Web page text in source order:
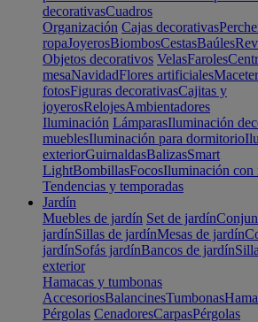
decorativasCuadros
Organización Cajas decorativas
ropaJoyerosBiombosCestasBaúles
Objetos decorativos VelasFaroles
mesaNavidadFlores artificiales
fotosFiguras decorativasCajitas y
joyerosRelojesAmbientadores
Iluminación LámparasIluminación
mueblesIluminación para dormitorio
exteriorGuirnaldasBalizasSmart
LightBombillasFocosIluminación con
Tendencias y temporadas
Jardín
Muebles de jardín Set de jardín
jardínSillas de jardínMesas de jardín
jardínSofás jardínBancos de jardín
exterior
Hamacas y tumbonas
AccesoriosBalancinesTumbonas
Pérgolas CenadoresCarpasPérgolas